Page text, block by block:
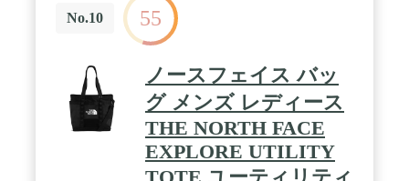
No.10 55
ノースフェイス バッ
グ メンズ レディース
THE NORTH FACE
EXPLORE UTILITY